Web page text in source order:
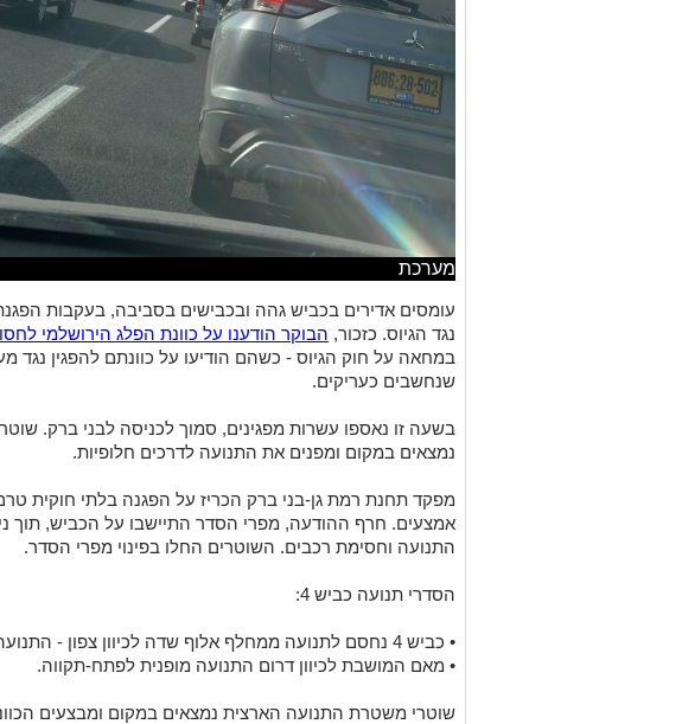
מערכת
עומסים אדירים בכביש גהה ובכבישים בסביבה, בעקבות
נגד הגיוס. כזכור, הבוקר הודענו על כוונת הפלג הירושלמי
במחאה על חוק הגיוס - כשהם הודיעו על כוונתם להפגין נגד
שנחשבים כעריקים.
בשעה זו נאספו עשרות מפגינים, סמוך לכניסה לבני ברק.
נמצאים במקום ומפנים את התנועה לדרכים חלופיות.
מפקד תחנת רמת גן-בני ברק הכריז על הפגנה בלתי חוקית
אמצעים. חרף ההודעה, מפרי הסדר התיישבו על הכביש, תוך
התנועה וחסימת רכבים. השוטרים החלו בפינוי מפרי הסדר.
הסדרי תנועה כביש 4:
•⁠ ⁠כביש 4 נחסם לתנועה ממחלף אלוף שדה לכיוון צפון - התנועה מופנת לכביש 471.
•⁠ ⁠מאם המושבת לכיוון דרום התנועה מופנית לפתח-תקווה.
שוטרי משטרת התנועה הארצית נמצאים במקום ומבצעים